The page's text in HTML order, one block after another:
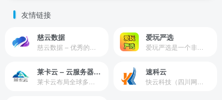
友情链接
慈云数据
慈云数据 – 优秀的云服务器服务商，提供最具有性价比的产品。慈云数据是开发者必不可少的良心云
爱玩严选
爱玩严选是一个非常有保障且性价比极高的虚拟商城，包括但不限于苹果证书、技术指导、会员充值等多种虚拟服务！
莱卡云 – 云服务器提供商
莱卡云布局全球多个地理区域。提供服务有：境外云服务器、国内云服务器、独立服务器、服务器托管、CDN、SSL证书、游戏服务器等业务。
速科云
快云科技（四川网联快云科技有限公司）成立于2021年，主营互联网业务平台服务提供商。公司专注为用户提供低价高性能云计算产品，致力于云计算应用的易用性开发，并引导云计算在国内普及